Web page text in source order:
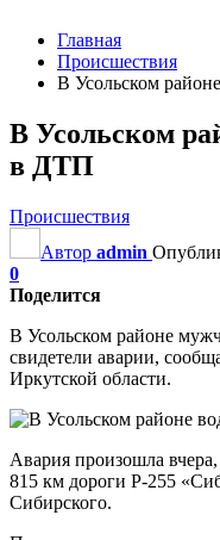
Главная
Происшествия
В Усольском
В Усольском
в ДТП
Происшествия
Автор admin
0
Поделится
В Усольском районе
свидетели аварии,
Иркутской области.
Авария произошла
815 км дороги Р-255
Сибирского.